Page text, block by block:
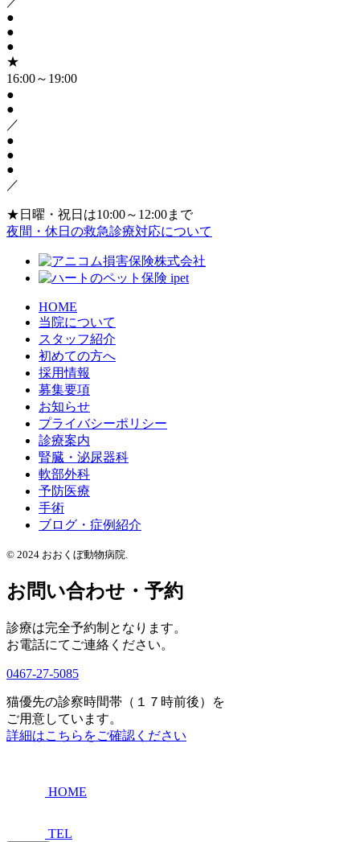
●
●
●
★
16:00～19:00
●
●
／
●
●
●
／
★日曜・祝日は10:00～12:00まで
夜間・休日の救急診療対応について
HOME
当院について
スタッフ紹介
初めての方へ
採用情報
募集要項
お知らせ
プライバシーポリシー
診療案内
腎臓・泌尿器科
軟部外科
予防医療
手術
ブログ・症例紹介
© 2024 おおくぼ動物病院.
お問い合わせ・予約
診療は完全予約制となります。
お電話にてご連絡ください。
0467-27-5085
猫優先の診察時間帯（１７時前後）を
ご用意しています。
詳細はこちらをご確認ください
HOME
TEL